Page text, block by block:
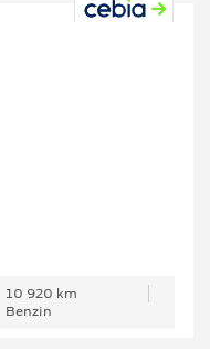
10 920 km
Benzin